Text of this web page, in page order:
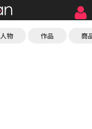
人物 作品 商